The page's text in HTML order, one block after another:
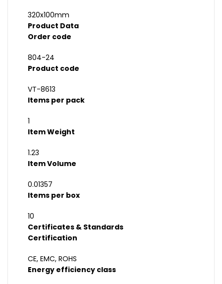
320x100mm
Product Data
Order code
804-24
Product code
VT-8613
Items per pack
1
Item Weight
1.23
Item Volume
0.01357
Items per box
10
Certificates & Standards
Certification
CE, EMC, ROHS
Energy efficiency class